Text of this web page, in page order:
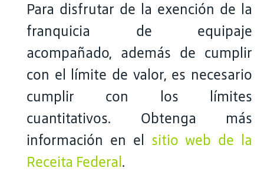
Para disfrutar de la exención de la
franquicia de equipaje
acompañado, además de cumplir
con el límite de valor, es necesario
cumplir con los límites
cuantitativos. Obtenga más
información en el sitio web de la
Receita Federal .